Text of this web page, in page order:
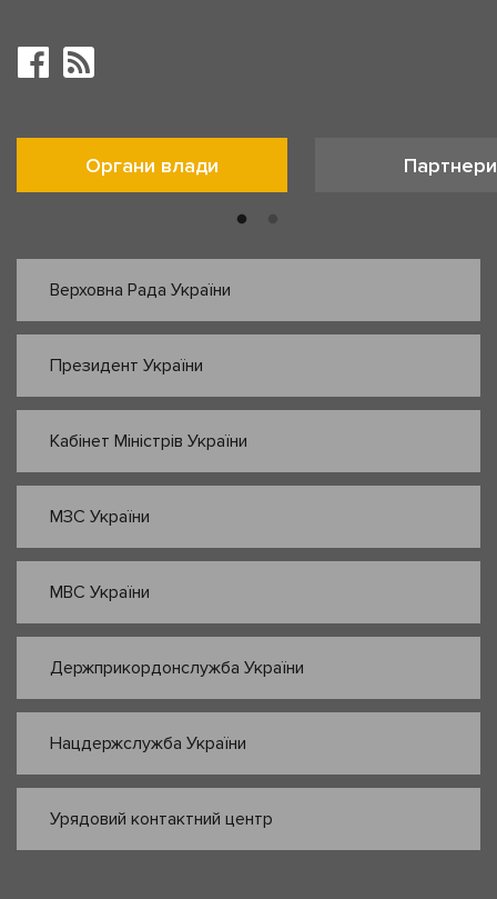
Органи влади Партнери
Верховна Рада України
Президент України
Кабінет Міністрів України
МЗС України
МВС України
Держприкордонслужба України
Нацдержслужба України
Урядовий контактний центр